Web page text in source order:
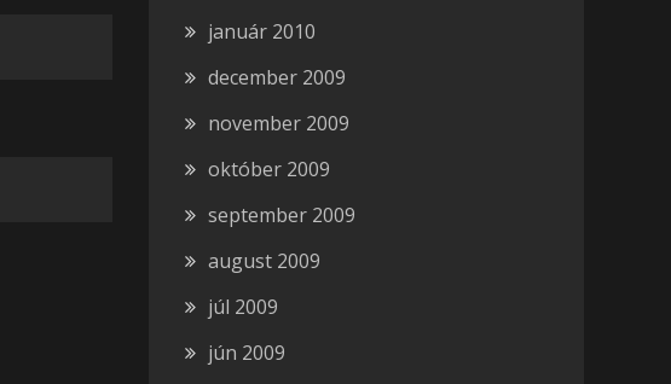
január 2010
december 2009
november 2009
október 2009
september 2009
august 2009
júl 2009
jún 2009